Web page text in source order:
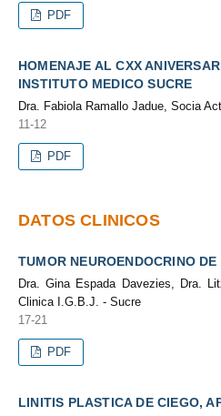
PDF
HOMENAJE AL CXX
INSTITUTO MEDICO SUCRE
Dra. Fabiola Ramallo Jadue, Socia
11-12
PDF
DATOS CLINICOS
TUMOR NEUROENDOCRINO DE
Dra. Gina Espada Davezies, Dra.
Clinica I.G.B.J. - Sucre
17-21
PDF
LINITIS PLASTICA DE CIEGO,